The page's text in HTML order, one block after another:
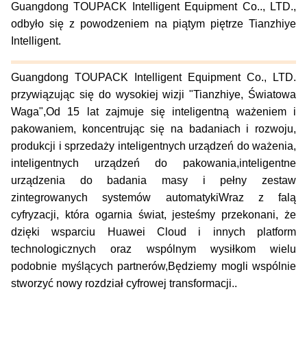
Guangdong TOUPACK Intelligent Equipment Co.., LTD.,
odbyło się z powodzeniem na piątym piętrze Tianzhiye
Intelligent.
Guangdong TOUPACK Intelligent Equipment Co., LTD.
przywiązując się do wysokiej wizji "Tianzhiye, Światowa
Waga",Od 15 lat zajmuje się inteligentną ważeniem i
pakowaniem, koncentrując się na badaniach i rozwoju,
produkcji i sprzedaży inteligentnych urządzeń do ważenia,
inteligentnych urządzeń do pakowania,inteligentne
urządzenia do badania masy i pełny zestaw
zintegrowanych systemów automatykiWraz z falą
cyfryzacji, która ogarnia świat, jesteśmy przekonani, że
dzięki wsparciu Huawei Cloud i innych platform
technologicznych oraz wspólnym wysiłkom wielu
podobnie myślących partnerów,Będziemy mogli wspólnie
stworzyć nowy rozdział cyfrowej transformacji..